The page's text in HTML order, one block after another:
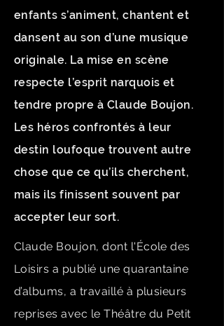
enfants s’animent, chantent et
dansent au son d’une musique
originale. La mise en scène
respecte l’esprit narquois et
tendre propre à Claude Boujon.
Les héros confrontés à leur
destin loufoque trouvent autre
chose que ce qu’ils cherchent,
mais ils finissent souvent par
accepter leur sort.
Claude Boujon, dont l'École des
Loisirs a publié une quarantaine
d’albums, a travaillé à plusieurs
reprises avec le Théâtre du Petit